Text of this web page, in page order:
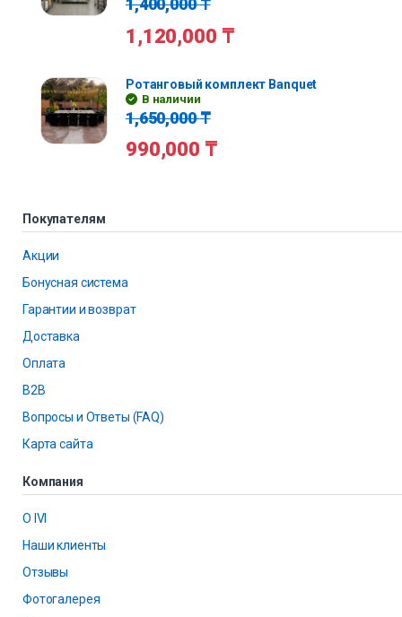
1,400,000₸
1,120,000 ₸
Ротанговый комплект Banquet
В наличии
1,650,000₸
990,000 ₸
Покупателям
Акции
Бонусная система
Гарантии и возврат
Доставка
Оплата
B2B
Вопросы и Ответы (FAQ)
Карта сайта
Компания
О IVI
Наши клиенты
Отзывы
Фотогалерея